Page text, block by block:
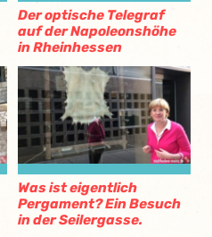
Der optische Telegraf
auf der Napoleonshöhe
in Rheinhessen
Was ist eigentlich
Pergament? Ein Besuch
in der Seilergasse.